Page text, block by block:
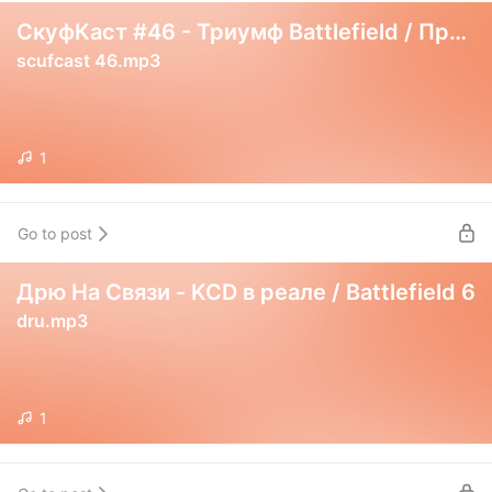
СкуфКаст #46 - Триумф Battlefield / Провал Call Of Duty
scufcast 46.mp3
1
Go to post
Дрю На Связи - KCD в реале / Battlefield 6
dru.mp3
1